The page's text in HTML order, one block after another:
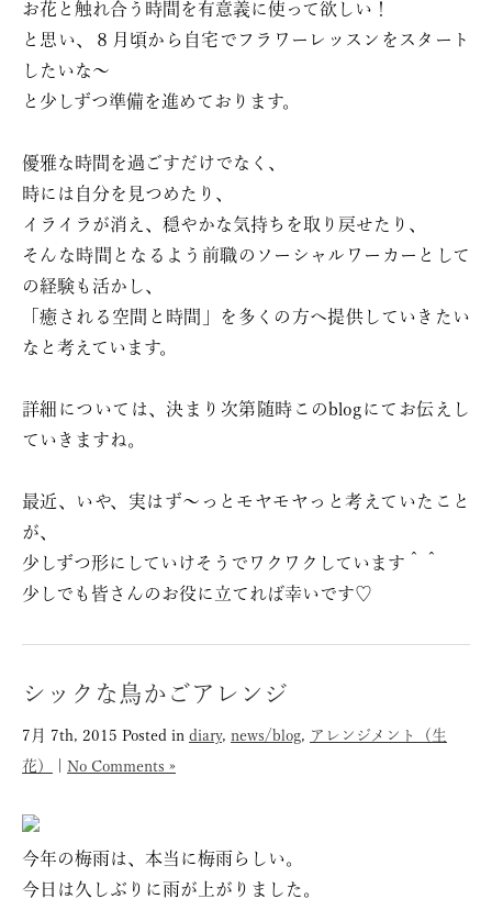
お花と触れ合う時間を有意義に使って欲しい！
と思い、８月頃から自宅でフラワーレッスンをスタート
したいな〜
と少しずつ準備を進めております。
優雅な時間を過ごすだけでなく、
時には自分を見つめたり、
イライラが消え、穏やかな気持ちを取り戻せたり、
そんな時間となるよう前職のソーシャルワーカーとして
の経験も活かし、
「癒される空間と時間」を多くの方へ提供していきたい
なと考えています。
詳細については、決まり次第随時このblogにてお伝えし
ていきますね。
最近、いや、実はず〜っとモヤモヤっと考えていたこと
が、
少しずつ形にしていけそうでワクワクしています＾＾
少しでも皆さんのお役に立てれば幸いです♡
シックな鳥かごアレンジ
7月 7th, 2015 Posted in diary, news/blog
アレンジメント（生
花）
No Comments »
今年の梅雨は、本当に梅雨らしい。
今日は久しぶりに雨が上がりました。